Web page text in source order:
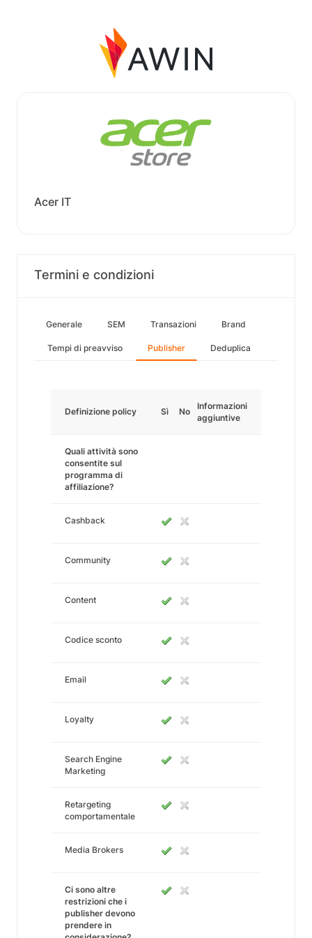
Acer IT
Termini e condizioni
Generale SEM Transazioni Brand
Tempi di preavviso Publisher Deduplica
Definizione policy Sì No
Informazioni
aggiuntive
Quali attività sono
consentite sul
programma di
affiliazione?
Cashback
Community
Content
Codice sconto
Email
Loyalty
Search Engine
Marketing
Retargeting
comportamentale
Media Brokers
Ci sono altre
restrizioni che i
publisher devono
prendere in